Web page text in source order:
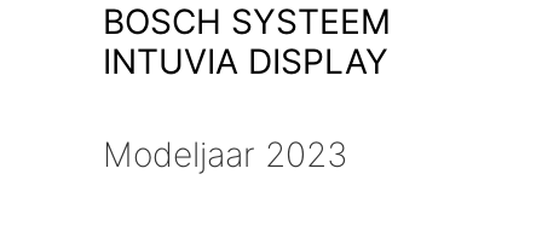
BOSCH SYSTEEM
INTUVIA DISPLAY
Modeljaar 2023